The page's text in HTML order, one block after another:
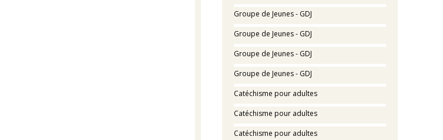
Groupe de Jeunes - GDJ
Groupe de Jeunes - GDJ
Groupe de Jeunes - GDJ
Groupe de Jeunes - GDJ
Catéchisme pour adultes
Catéchisme pour adultes
Catéchisme pour adultes